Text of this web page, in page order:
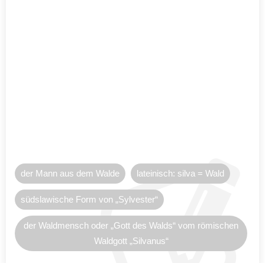
der Mann aus dem Walde lateinisch: silva = Wald
südslawische Form von „Sylvester“
der Waldmensch oder „Gott des Walds“ vom römischen
Waldgott „Silvanus“